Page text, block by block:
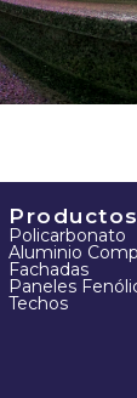
Productos
Policarbonato
Aluminio
Fachadas
Paneles
Techos